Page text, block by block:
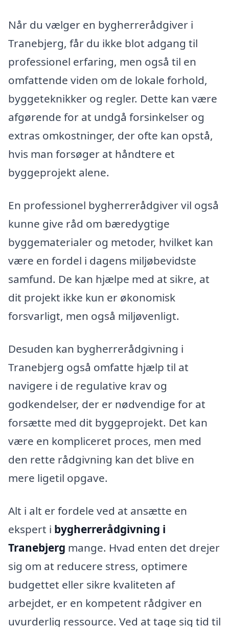
Når du vælger en bygherrerådgiver i
Tranebjerg, får du ikke blot adgang til
professionel erfaring, men også til en
omfattende viden om de lokale forhold,
byggeteknikker og regler. Dette kan være
afgørende for at undgå forsinkelser og
extras omkostninger, der ofte kan opstå,
hvis man forsøger at håndtere et
byggeprojekt alene.
En professionel bygherrerådgiver vil også
kunne give råd om bæredygtige
byggematerialer og metoder, hvilket kan
være en fordel i dagens miljøbevidste
samfund. De kan hjælpe med at sikre, at
dit projekt ikke kun er økonomisk
forsvarligt, men også miljøvenligt.
Desuden kan bygherrerådgivning i
Tranebjerg også omfatte hjælp til at
navigere i de regulative krav og
godkendelser, der er nødvendige for at
forsætte med dit byggeprojekt. Det kan
være en kompliceret proces, men med
den rette rådgivning kan det blive en
mere ligetil opgave.
Alt i alt er fordele ved at ansætte en
ekspert i bygherrerådgivning i
Tranebjerg mange. Hvad enten det drejer
sig om at reducere stress, optimere
budgettet eller sikre kvaliteten af
arbejdet, er en kompetent rådgiver en
uvurderlig ressource. Ved at tage sig tid til